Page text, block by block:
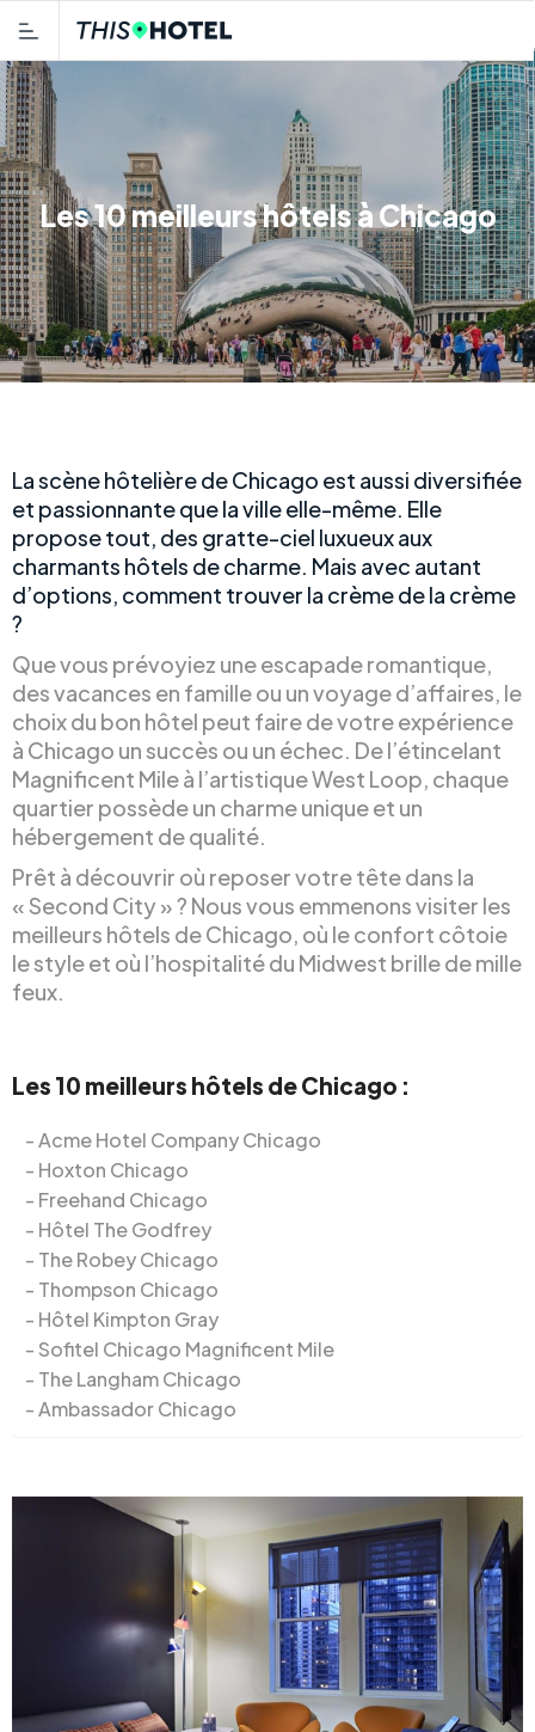
Les 10 meilleurs hôtels à Chicago
La scène hôtelière de Chicago est aussi diversifiée
et passionnante que la ville elle-même. Elle
propose tout, des gratte-ciel luxueux aux
charmants hôtels de charme. Mais avec autant
d’options, comment trouver la crème de la crème
?
Que vous prévoyiez une escapade romantique,
des vacances en famille ou un voyage d’affaires, le
choix du bon hôtel peut faire de votre expérience
à Chicago un succès ou un échec. De l’étincelant
Magnificent Mile à l’artistique West Loop, chaque
quartier possède un charme unique et un
hébergement de qualité.
Prêt à découvrir où reposer votre tête dans la
« Second City » ? Nous vous emmenons visiter les
meilleurs hôtels de Chicago, où le confort côtoie
le style et où l’hospitalité du Midwest brille de mille
feux.
Les 10 meilleurs hôtels de Chicago :
Acme Hotel Company Chicago
Hoxton Chicago
Freehand Chicago
Hôtel The Godfrey
The Robey Chicago
Thompson Chicago
Hôtel Kimpton Gray
Sofitel Chicago Magnificent Mile
The Langham Chicago
Ambassador Chicago